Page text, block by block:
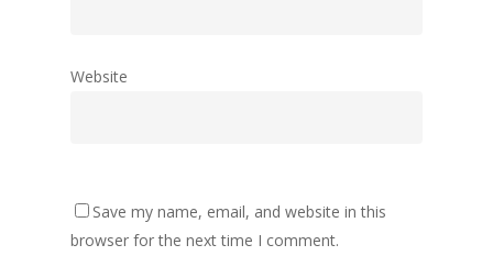
Website
Save my name, email, and website in this
browser for the next time I comment.